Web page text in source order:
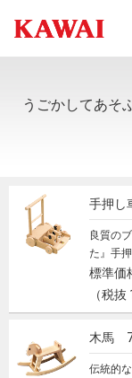
うごかしてあそ
手押
良質の
た』手押
標準価
（税
木馬
伝統的